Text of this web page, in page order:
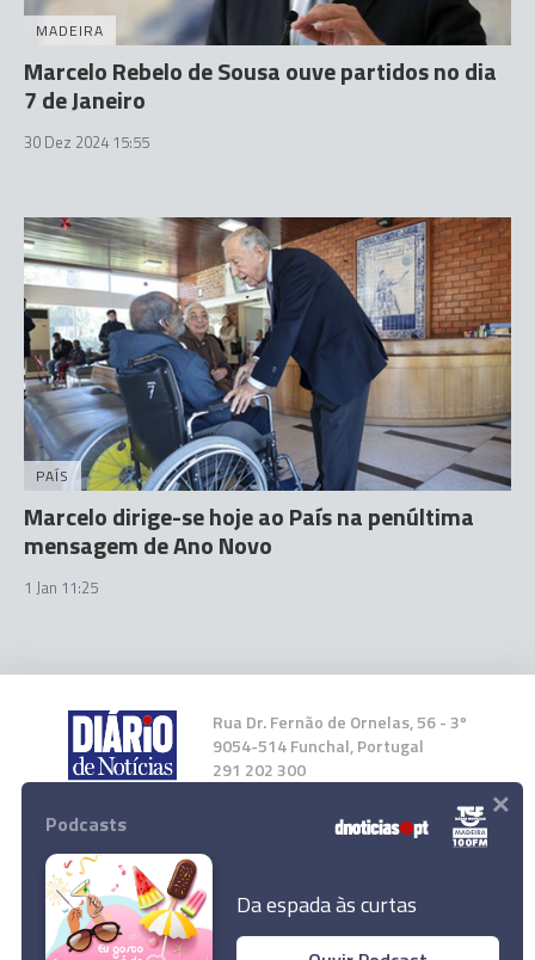
MADEIRA
Marcelo Rebelo de Sousa ouve partidos no dia
7 de Janeiro
30 Dez 2024 15:55
PAÍS
Marcelo dirige-se hoje ao País na penúltima
mensagem de Ano Novo
1 Jan 11:25
Rua Dr. Fernão de Ornelas, 56 - 3º
9054-514 Funchal, Portugal
291 202 300
Instale a nossa App
Podcasts
Da espada às curtas
×